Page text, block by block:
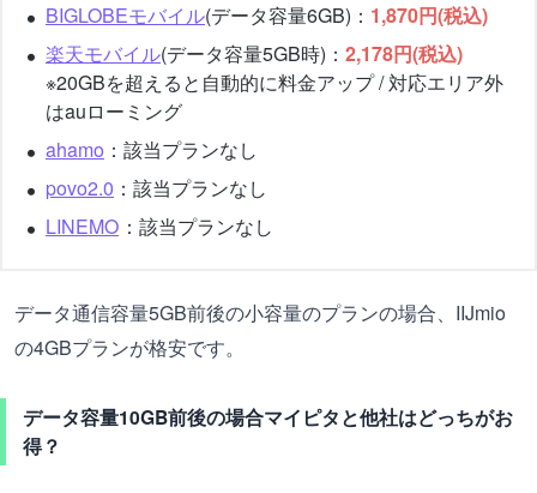
BIGLOBEモバイル(データ容量6GB)： 1,870円(税込)
楽天モバイル(データ容量5GB時)： 2,178円(税込)
※20GBを超えると自動的に料金アップ / 対応エリア外
はauローミング
ahamo ：該当プランなし
povo2.0 ：該当プランなし
LINEMO ：該当プランなし
データ通信容量5GB前後の小容量のプランの場合、IIJmio
の4GBプランが格安です。
データ容量10GB前後の場合マイピタと他社はどっちがお
得？